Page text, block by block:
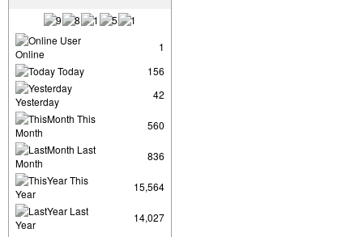
User
Online
1
Today
156
Yesterday
42
This
Month
560
Last
Month
836
This
Year
15,564
Last
Year
14,027